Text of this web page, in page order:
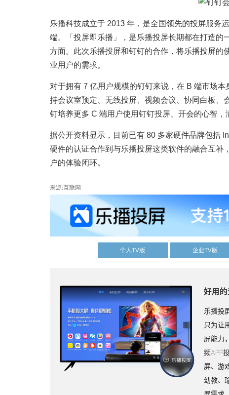
乐播科技成立于 2013 年，是全国领先的投屏服务
端。「投屏即乐播」，是乐播投屏长期都在打造
方面。此次乐播投屏和钉钉的合作，将乐播投屏的
业用户的需求。
对于拥有 7 亿用户规模的钉钉来说，在 B 端市场
持会议室预定、无线投屏、视频会议、协同白板
钉培养更多 C 端用户使用钉钉投屏、开会的心智，
据公开资料显示，目前已有 80 多家硬件品牌包括
硬件的认证合作到与乐播投屏这类软件的融合互补
户的体验闭环。
来源:互联网
个人TV版 企业TV版
好用的
乐播投
只为让
屏能力
频APP
屏、游
幼教、